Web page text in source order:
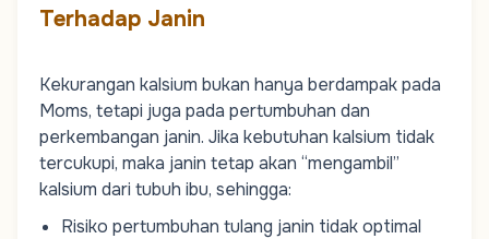
Terhadap Janin
Kekurangan kalsium bukan hanya berdampak pada
Moms, tetapi juga pada pertumbuhan dan
perkembangan janin. Jika kebutuhan kalsium tidak
tercukupi, maka janin tetap akan “mengambil”
kalsium dari tubuh ibu, sehingga:
Risiko pertumbuhan tulang janin tidak optimal